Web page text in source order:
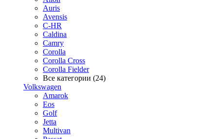
Auris
Avensis
C-HR
Caldina
Camry
Corolla
Corolla Cross
Corolla Fielder
Все категории (24)
Volkswagen
Amarok
Eos
Golf
Jetta
Multivan